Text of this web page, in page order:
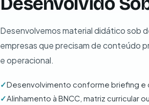
Desenvolvemos material didático sob
empresas que precisam de conteúdo
e operacional.
Desenvolvimento conforme briefing
Alinhamento à BNCC, matriz curricular